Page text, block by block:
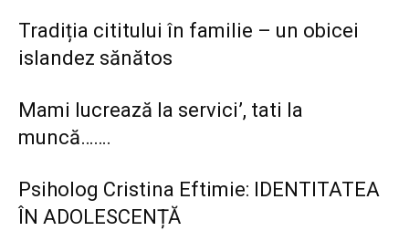
Tradiția cititului în familie – un obicei
islandez sănătos
Mami lucrează la servici’, tati la
muncă…….
Psiholog Cristina Eftimie: IDENTITATEA
ÎN ADOLESCENȚĂ